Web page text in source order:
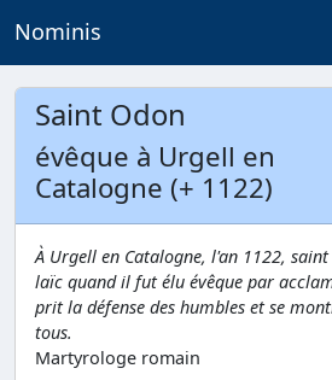
Nominis
Saint Odon
évêque à Urgell en
Catalogne (+ 1122)
À Urgell en Catalogne, l'an 1122,
laïc quand il fut élu évêque par
prit la défense des humbles et se
tous.
Martyrologe romain